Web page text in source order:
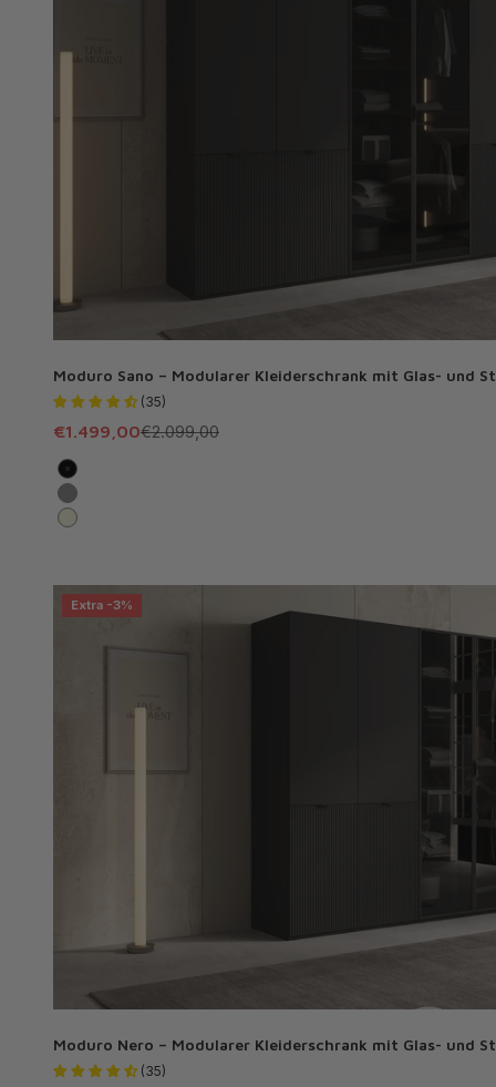
Moduro Sano – Modularer Kleiderschrank mit Glas- und
(35)
Angebot
€1.499,00Regulärer Preis
€2.099,00
Schwarz
Grau
Beige
Extra -3%
Moduro Nero – Modularer Kleiderschrank mit Glas- und
(35)